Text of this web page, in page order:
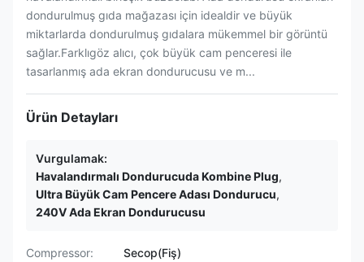
dondurulmuş gıda mağazası için idealdir ve büyük
miktarlarda dondurulmuş gıdalara mükemmel bir görüntü
sağlar.Farklıgöz alıcı, çok büyük cam penceresi ile
tasarlanmış ada ekran dondurucusu ve m...
Ürün Detayları
Vurgulamak:
Havalandırmalı Dondurucuda Kombine Plug,
Ultra Büyük Cam Pencere Adası Dondurucu,
240V Ada Ekran Dondurucusu
Compressor:
Secop(Fiş)